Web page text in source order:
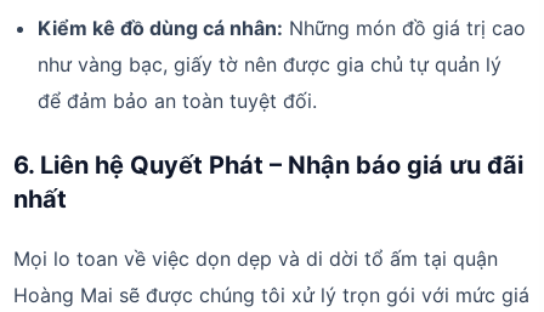
Kiểm kê đồ dùng cá nhân: Những món đồ giá trị cao
như vàng bạc, giấy tờ nên được gia chủ tự quản lý
để đảm bảo an toàn tuyệt đối.
6. Liên hệ Quyết Phát – Nhận báo giá ưu đãi
nhất
Mọi lo toan về việc dọn dẹp và di dời tổ ấm tại quận
Hoàng Mai sẽ được chúng tôi xử lý trọn gói với mức giá